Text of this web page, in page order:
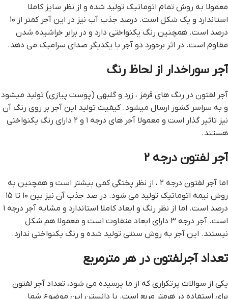
معمولا به روش تمام اتوماتیک تولید شده و از نظر سایز کاملا
استاندارد و یک شکل است. درصد جذب آب نیز در این آجر کمتر از ۱۰
درصد است. همچنین رنگ یکنواختی دارد و در برابر خراشیده شدن
مقاوم است. در اثر برخورد دو آجر با یکدیگر صدای سرامیک می دهد.
آجر سوراخدار از لحاظ رنگ
آجر لفتون در رنگ های قرمز ، زرد و گلبهی (پوست پیازی) تولید میشود
و به سراسر کشور ارسال میشود. کیفیت تولید این آجر بر روی رنگ آن
نیز تاثیر گذار است و معمولا آجر های درجه ۱ و ۲ دارای رنگ یکنواختی
هستند.
آجر لفتون درجه ۲
اما آجر لفتون درجه ۲ ، از نظر پختگی کمی بیشتر است و همچنین به
روش نیمه اتوماتیک تولید می شود. در صد جذب آن نیز بین ۱۰ تا ۱۵
درصد است. اما از نظر رنگ و ابعاد کاملا استاندارد و مشابه آجر درجه ۱
است. آجر درجه ۳ دارای ابعاد متفاوت است و معمولا هم شکل
نیستند. این آجر به روش سنتی تولید شده و رنگ یکنواختی ندارد.
تعداد آجرلفتون در هر مترمربع
یکی از سوالات پرتکراری که از ما پرسیده می شود، تعداد آجر لفتون
برای استفاده در هرمتر مربع است. با دانستن این موضوع شما